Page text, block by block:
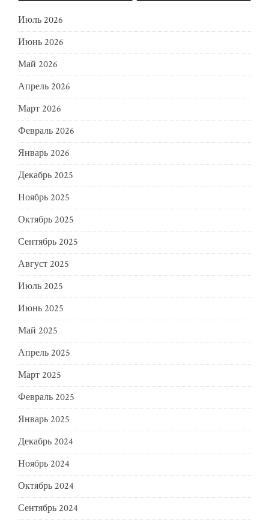
Июль 2026
Июнь 2026
Май 2026
Апрель 2026
Март 2026
Февраль 2026
Январь 2026
Декабрь 2025
Ноябрь 2025
Октябрь 2025
Сентябрь 2025
Август 2025
Июль 2025
Июнь 2025
Май 2025
Апрель 2025
Март 2025
Февраль 2025
Январь 2025
Декабрь 2024
Ноябрь 2024
Октябрь 2024
Сентябрь 2024